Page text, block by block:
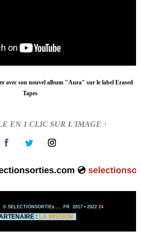
avec son nouvel album "Aura" sur le label Erased
Tapes
EN 1 CLIC SUR L'IMAGE ↑
selectionsorties.com 💿
© SELECTIONSORTIEs ... FR 2017 •2022 24
: LA MISSION